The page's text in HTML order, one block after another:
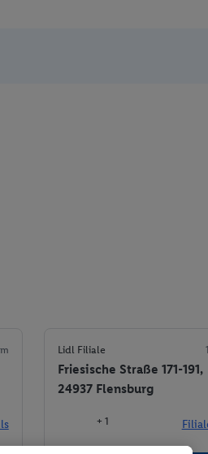
Lidl Filiale
Friesische Straße 171-191,
24937 Flensburg
+ 1